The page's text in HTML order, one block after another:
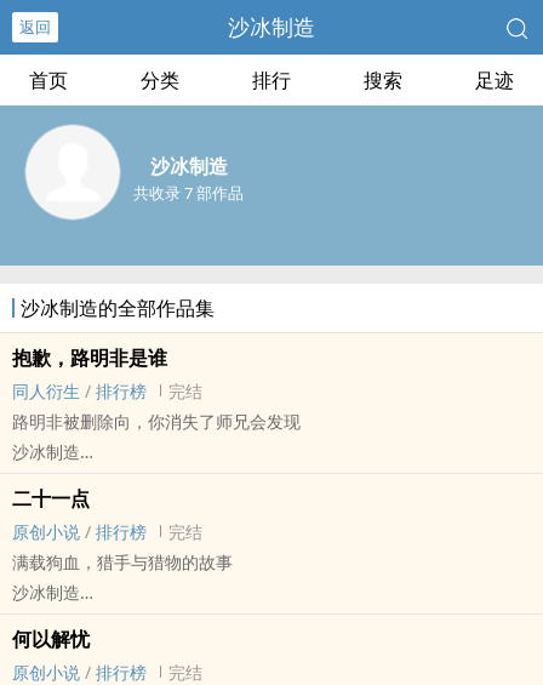
返回 沙冰制造
首页 分类 排行 搜索 足迹
沙冰制造
共收录 7 部作品
沙冰制造的全部作品集
抱歉，路明非是谁
同人衍生 / 排行榜
完结
路明非被删除向，你消失了师兄会发现
沙冰制造
完结 - HE - 1v1 - 中篇
二十一点
原创小说 / 排行榜
完结
满载狗血，猎手与猎物的故事
沙冰制造
中篇
何以解忧
原创小说 / 排行榜
完结